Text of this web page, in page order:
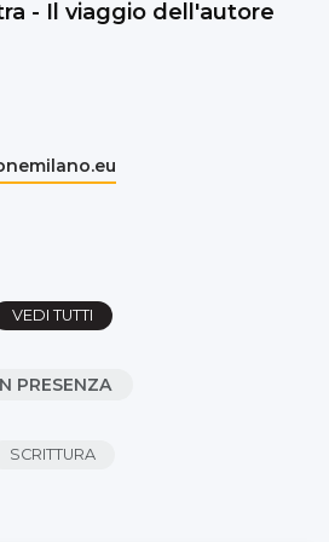
- Il viaggio dell'autore
VEDI TUTTI
PRESENZA
SCRITTURA